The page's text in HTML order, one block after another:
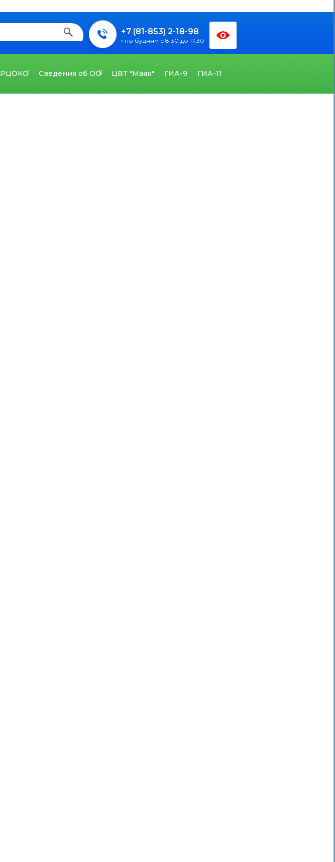
+7 (81-853) 2-18-98
по будням с 8.30 до 17.30
РЦОКО Сведения об ОО ЦВТ "Маяк" ГИА-9 ГИА-11